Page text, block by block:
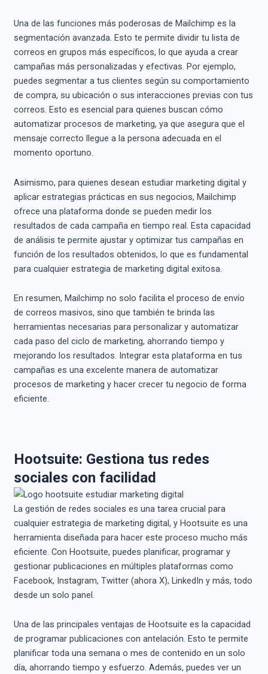
Una de las funciones más poderosas de Mailchimp es la
segmentación avanzada. Esto te permite dividir tu lista de
correos en grupos más específicos, lo que ayuda a crear
campañas más personalizadas y efectivas. Por ejemplo,
puedes segmentar a tus clientes según su comportamiento
de compra, su ubicación o sus interacciones previas con tus
correos. Esto es esencial para quienes buscan cómo
automatizar procesos de marketing, ya que asegura que el
mensaje correcto llegue a la persona adecuada en el
momento oportuno.
Asimismo, para quienes desean estudiar marketing digital y
aplicar estrategias prácticas en sus negocios, Mailchimp
ofrece una plataforma donde se pueden medir los
resultados de cada campaña en tiempo real. Esta capacidad
de análisis te permite ajustar y optimizar tus campañas en
función de los resultados obtenidos, lo que es fundamental
para cualquier estrategia de marketing digital exitosa.
En resumen, Mailchimp no solo facilita el proceso de envío
de correos masivos, sino que también te brinda las
herramientas necesarias para personalizar y automatizar
cada paso del ciclo de marketing, ahorrando tiempo y
mejorando los resultados. Integrar esta plataforma en tus
campañas es una excelente manera de automatizar
procesos de marketing y hacer crecer tu negocio de forma
eficiente.
Hootsuite: Gestiona tus redes
sociales con facilidad
La gestión de redes sociales es una tarea crucial para
cualquier estrategia de marketing digital, y Hootsuite es una
herramienta diseñada para hacer este proceso mucho más
eficiente. Con Hootsuite, puedes planificar, programar y
gestionar publicaciones en múltiples plataformas como
Facebook, Instagram, Twitter (ahora X), LinkedIn y más, todo
desde un solo panel.
Una de las principales ventajas de Hootsuite es la capacidad
de programar publicaciones con antelación. Esto te permite
planificar toda una semana o mes de contenido en un solo
día, ahorrando tiempo y esfuerzo. Además, puedes ver un